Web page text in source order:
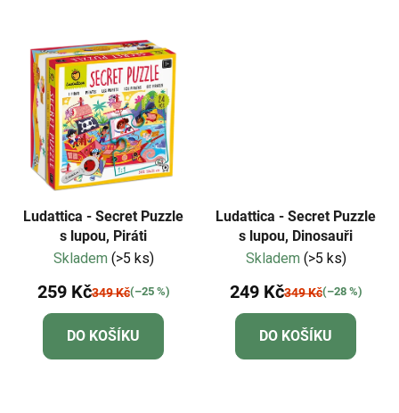
Ludattica - Secret Puzzle
s lupou, Piráti
Skladem (>5 ks)
259 Kč349 Kč(–25 %)
DO KOŠÍKU
Ludattica - Secret Puzzle
s lupou, Dinosauři
Skladem (>5 ks)
249 Kč349 Kč(–28 %)
DO KOŠÍKU